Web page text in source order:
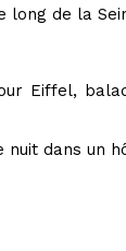
long de la
Eiffel,
nuit dans un